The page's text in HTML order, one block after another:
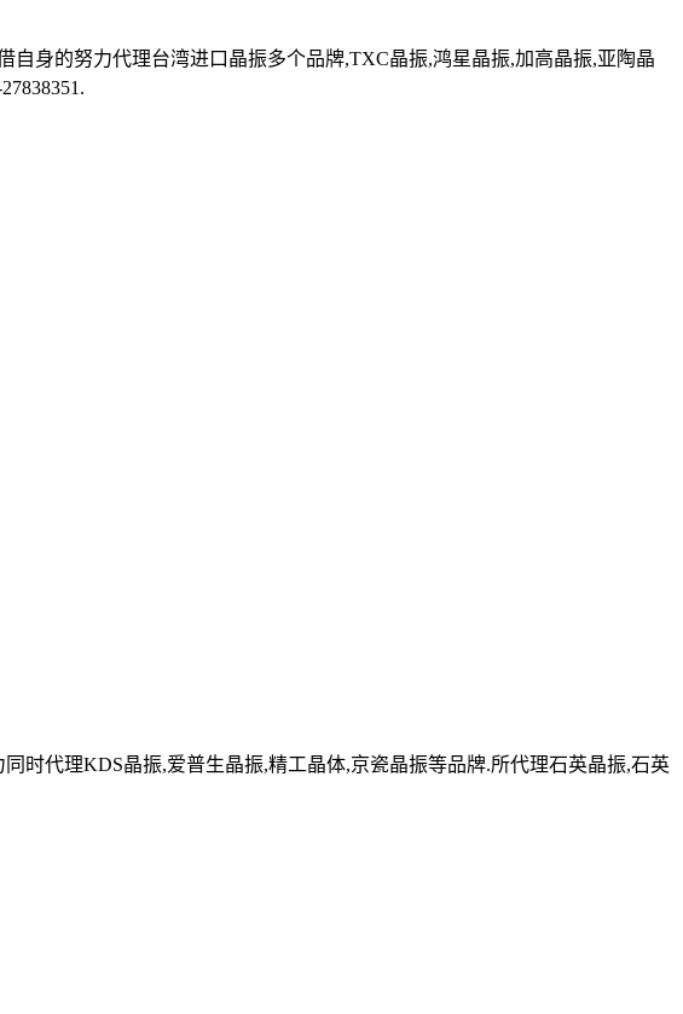
身的努力代理台湾进口晶振多个品牌,TXC晶振,鸿星晶振,加高晶振,亚陶晶
时代理KDS晶振,爱普生晶振,精工晶体,京瓷晶振等品牌.所代理石英晶振,石英